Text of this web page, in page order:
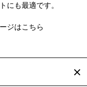
にも最適です。
ジはこちら